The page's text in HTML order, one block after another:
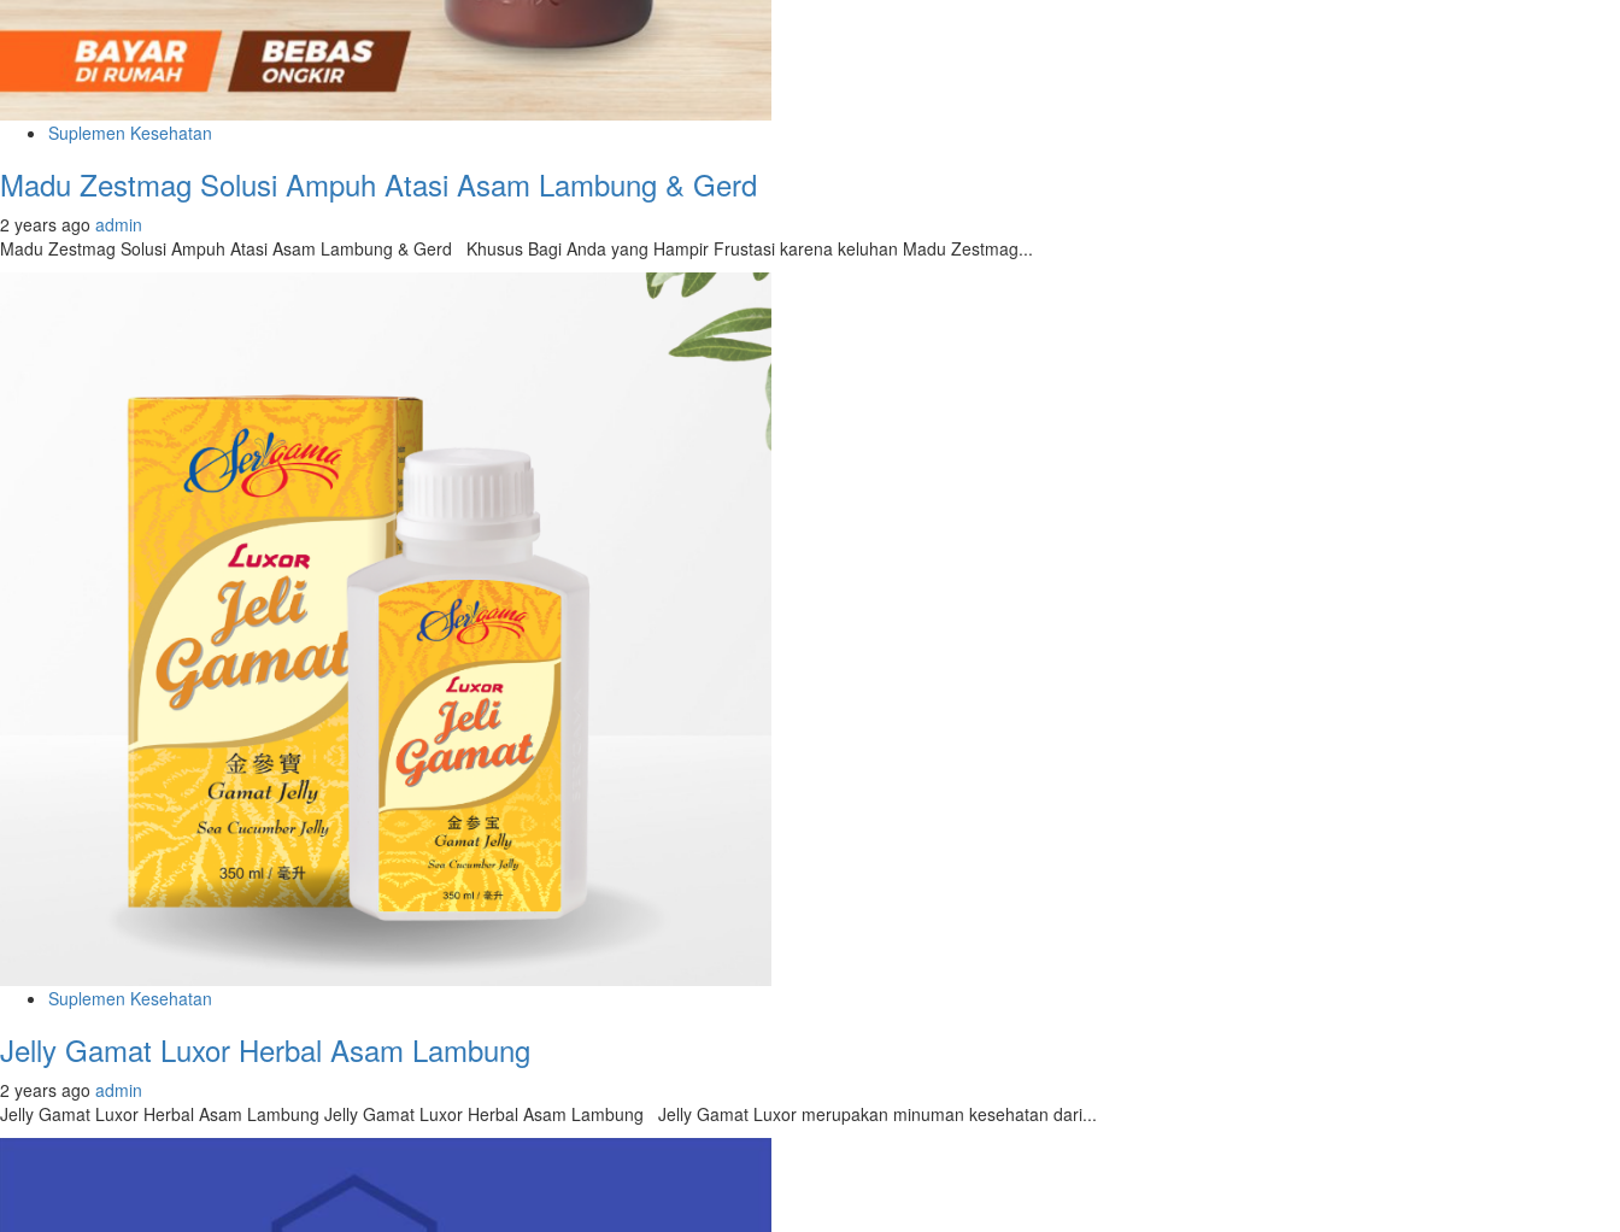
Suplemen Kesehatan
Madu Zestmag Solusi Ampuh Atasi Asam Lambung & Gerd
2 years ago admin
Madu Zestmag Solusi Ampuh Atasi Asam Lambung & Gerd Khusus Bagi Anda yang Hampir Frustasi karena keluhan Madu Zestmag...
Suplemen Kesehatan
Jelly Gamat Luxor Herbal Asam Lambung
2 years ago admin
Jelly Gamat Luxor Herbal Asam Lambung Jelly Gamat Luxor Herbal Asam Lambung Jelly Gamat Luxor merupakan minuman kesehatan dari...